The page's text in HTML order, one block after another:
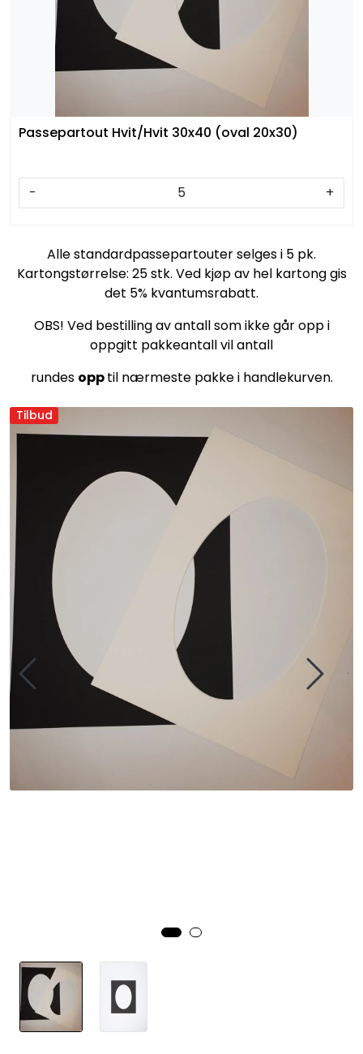
Passepartout Hvit/Hvit 30x40 (oval 20x30)
- +
Alle standardpassepartouter selges i 5 pk.
Kartongstørrelse: 25 stk. Ved kjøp av hel kartong gis
det 5% kvantumsrabatt.
OBS! Ved bestilling av antall som ikke går opp i
oppgitt pakkeantall vil antall
rundes opptil nærmeste pakke i handlekurven.
Tilbud
Trykk av bilder/skilt og innramming